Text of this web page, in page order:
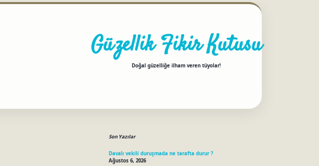
Güzellik Fikir Kutusu
Doğal güzelliğe ilham veren tüyolar!
Son Yazılar
Davalı vekili duruşmada ne tarafta durur ?
Ağustos 6, 2026